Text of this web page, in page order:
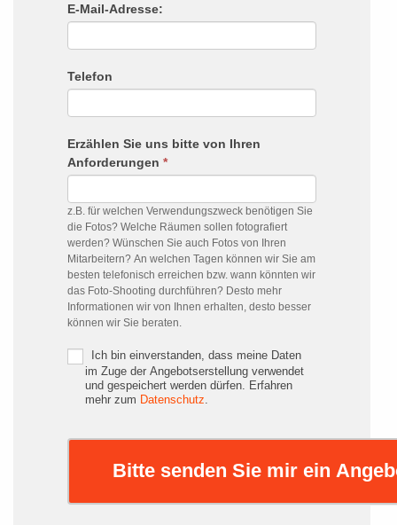
E-Mail-Adresse:
Telefon
Erzählen Sie uns bitte von Ihren
Anforderungen *
z.B. für welchen Verwendungszweck benötigen Sie
die Fotos? Welche Räumen sollen fotografiert
werden? Wünschen Sie auch Fotos von Ihren
Mitarbeitern? An welchen Tagen können wir Sie am
besten telefonisch erreichen bzw. wann könnten wir
das Foto-Shooting durchführen? Desto mehr
Informationen wir von Ihnen erhalten, desto besser
können wir Sie beraten.
Ich bin einverstanden, dass meine Daten
im Zuge der Angebotserstellung verwendet
und gespeichert werden dürfen. Erfahren
mehr zum Datenschutz
Feld
leer.
Bitte senden Sie mir ein